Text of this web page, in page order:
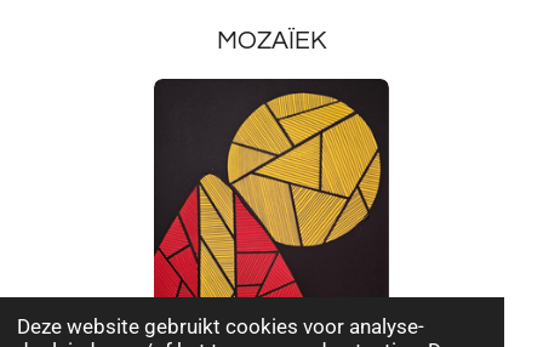
Deze website gebruikt cookies voor analyse-
MOZAÏEK